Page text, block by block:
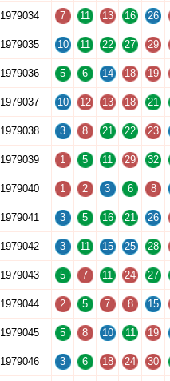
1979034 7 11 13 16 26
1979035 10 11 22 27 29
1979036 5 6 14 18 19
1979037 10 12 13 18 21
1979038 3 8 21 22 23
1979039 1 5 11 29 32
1979040 1 2 3 6 8
1979041 3 5 16 21 26
1979042 3 11 15 25 28
1979043 5 7 11 24 27
1979044 2 5 7 8 15
1979045 5 8 10 11 19
1979046 3 6 18 24 30